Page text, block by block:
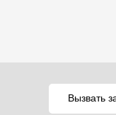
Вызвать